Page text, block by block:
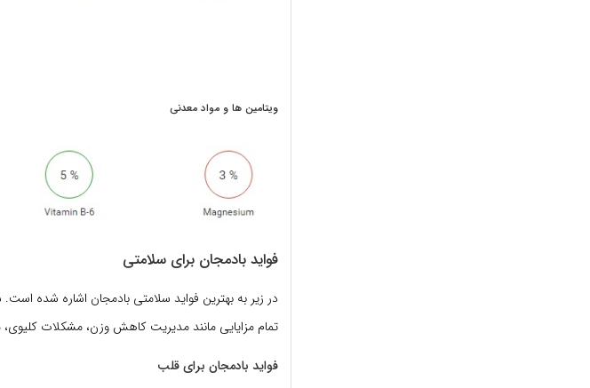
ویتامین ها و مواد معدنی
فواید بادمجان برای سلامتی
در زیر به بهترین فواید سلامتی بادمجان اشاره شده است.
تمام مزایایی مانند مدیریت کاهش وزن، مشکلات
فواید بادمجان برای قلب